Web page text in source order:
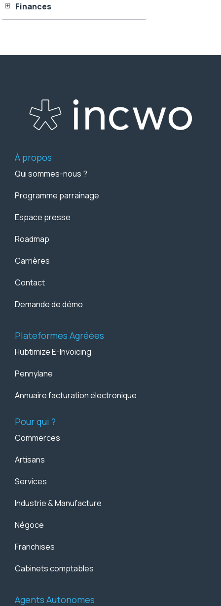
Finances
À propos
Qui sommes-nous ?
Programme parrainage
Espace presse
Roadmap
Carrières
Contact
Demande de démo
Plateformes Agréées
Hubtimize E-Invoicing
Pennylane
Annuaire facturation électronique
Pour qui ?
Commerces
Artisans
Services
Industrie & Manufacture
Négoce
Franchises
Cabinets comptables
Agents Autonomes